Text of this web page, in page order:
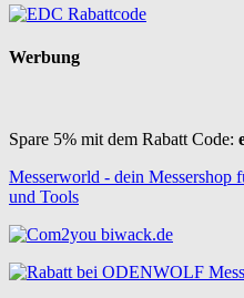
Werbung
Spare 5% mit dem Rabatt Code:
Messerworld - dein Messershop
und Tools